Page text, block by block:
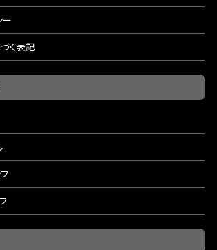
ー
く表記